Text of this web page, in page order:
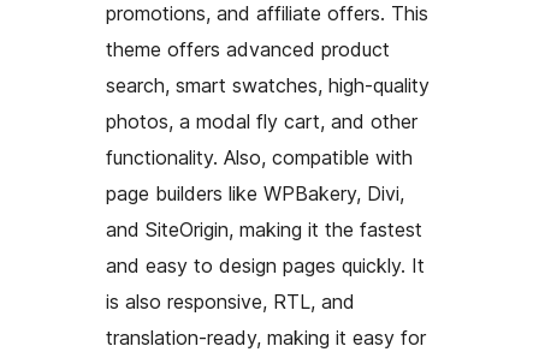
promotions, and affiliate offers. This
theme offers advanced product
search, smart swatches, high-quality
photos, a modal fly cart, and other
functionality. Also, compatible with
page builders like WPBakery, Divi,
and SiteOrigin, making it the fastest
and easy to design pages quickly. It
is also responsive, RTL, and
translation-ready, making it easy for